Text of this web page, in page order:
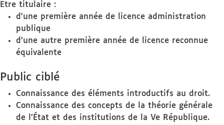
Etre titulaire :
d'une première année de licence administration
publique
d’une autre première année de licence reconnue
équivalente
Public ciblé
Connaissance des éléments introductifs au droit.
Connaissance des concepts de la théorie générale
de l’État et des institutions de la Ve République.